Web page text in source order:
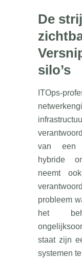
De
silo’s
ITOps-
van een
hybride
neemt
probleem
het
staat zijn
systemen